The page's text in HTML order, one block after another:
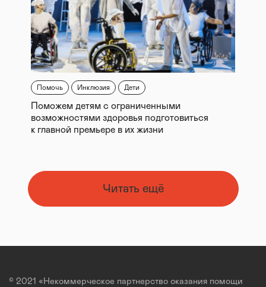
Помочь Инклюзия Дети
Поможем детям с ограниченными
возможностями здоровья подготовиться
к главной премьере в их жизни
Читать ещё
© 2021 «Некоммерческое партнерство оказания помощи